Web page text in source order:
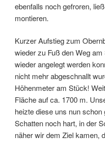
ebenfalls noch gefroren,
montieren.
Kurzer Aufstieg zum
wieder zu Fuß den Weg
wieder angelegt werden
nicht mehr abgeschnallt
Höhenmeter am Stück!
Fläche auf ca. 1700 m.
heizte diese uns nun
Schatten noch hart, in der
näher wir dem Ziel kamen,